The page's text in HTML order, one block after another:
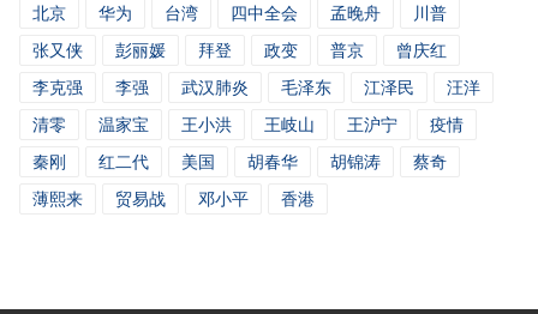
北京
华为 台湾 四中全会 孟晚舟
川普
张又侠
彭丽媛 拜登 政变 普京
曾庆红
李克强
李强 武汉肺炎 毛泽东 江泽民
汪洋
清零
温家宝 王小洪 王岐山 王沪宁
疫情
秦刚
红二代 美国 胡春华 胡锦涛
蔡奇
薄熙来
贸易战 邓小平 香港